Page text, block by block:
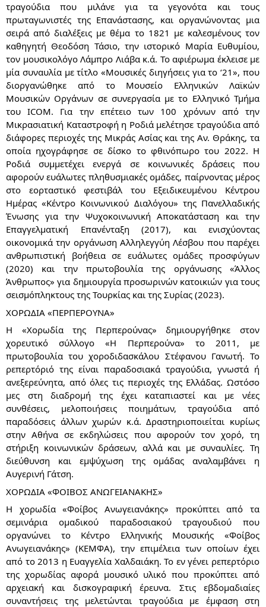
τραγούδια που μιλάνε για τα γεγονότα και τους
πρωταγωνιστές της Επανάστασης, και οργανώνοντας μια
σειρά από διαλέξεις με θέμα το 1821 με καλεσμένους τον
καθηγητή Θεοδόση Τάσιο, την ιστορικό Μαρία Ευθυμίου,
τον μουσικολόγο Λάμπρο Λιάβα κ.ά. Το αφιέρωμα έκλεισε με
μία συναυλία με τίτλο «Μουσικές διηγήσεις για το ‘21», που
διοργανώθηκε από το Μουσείο Ελληνικών Λαϊκών
Μουσικών Οργάνων σε συνεργασία με το Ελληνικό Τμήμα
του ICOM. Για την επέτειο των 100 χρόνων από την
Μικρασιατική Καταστροφή η Ροδιά μελέτησε τραγούδια από
διάφορες περιοχές της Μικράς Ασίας και της Αν. Θράκης, τα
οποία ηχογράφησε σε δίσκο το φθινόπωρο του 2022. Η
Ροδιά συμμετέχει ενεργά σε κοινωνικές δράσεις που
αφορούν ευάλωτες πληθυσμιακές ομάδες, παίρνοντας μέρος
στο εορταστικό φεστιβάλ του Εξειδικευμένου Κέντρου
Ημέρας «Κέντρο Κοινωνικού Διαλόγου» της Πανελλαδικής
Ένωσης για την Ψυχοκοινωνική Αποκατάσταση και την
Επαγγελματική Επανένταξη (2017), και ενισχύοντας
οικονομικά την οργάνωση Αλληλεγγύη Λέσβου που παρέχει
ανθρωπιστική βοήθεια σε ευάλωτες ομάδες προσφύγων
(2020) και την πρωτοβουλία της οργάνωσης «Άλλος
Άνθρωπος» για δημιουργία προσωρινών κατοικιών για τους
σεισμόπληκτους της Τουρκίας και της Συρίας (2023).
ΧΟΡΩΔΙΑ «ΠΕΡΠΕΡΟΥΝΑ»
Η «Χορωδία της Περπερούνας» δημιουργήθηκε στον
χορευτικό σύλλογο «Η Περπερούνα» το 2011, με
πρωτοβουλία του χοροδιδασκάλου Στέφανου Γανωτή. Το
ρεπερτόριό της είναι παραδοσιακά τραγούδια, γνωστά ή
ανεξερεύνητα, από όλες τις περιοχές της Ελλάδας. Ωστόσο
μες στη διαδρομή της έχει καταπιαστεί και με νέες
συνθέσεις, μελοποιήσεις ποιημάτων, τραγούδια από
παραδόσεις άλλων χωρών κ.ά. Δραστηριοποιείται κυρίως
στην Αθήνα σε εκδηλώσεις που αφορούν τον χορό, τη
στήριξη κοινωνικών δράσεων, αλλά και με συναυλίες. Τη
διεύθυνση και εμψύχωση της ομάδας αναλαμβάνει η
Αυγερινή Γάτση.
ΧΟΡΩΔΙΑ «ΦΟΙΒΟΣ ΑΝΩΓΕΙΑΝΑΚΗΣ»
Η χορωδία «Φοίβος Ανωγειανάκης» προκύπτει από τα
σεμινάρια ομαδικού παραδοσιακού τραγουδιού που
οργανώνει το Κέντρο Ελληνικής Μουσικής «Φοίβος
Ανωγειανάκης» (ΚΕΜΦΑ), την επιμέλεια των οποίων έχει
από το 2013 η Ευαγγελία Χαλδαιάκη. Το εν γένει ρεπερτόριο
της χορωδίας αφορά μουσικό υλικό που προκύπτει από
αρχειακή και δισκογραφική έρευνα. Στις εβδομαδιαίες
συναντήσεις της μελετώνται τραγούδια με έμφαση στη